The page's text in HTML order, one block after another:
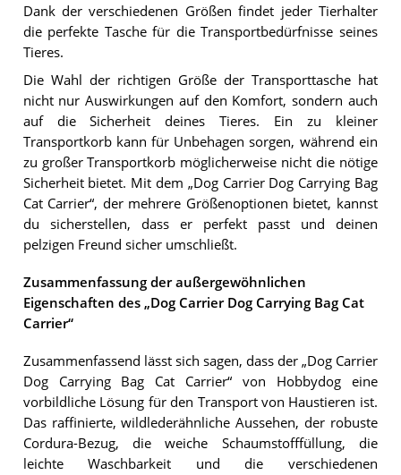
Dank der verschiedenen Größen findet jeder Tierhalter
die perfekte Tasche für die Transportbedürfnisse seines
Tieres.
Die Wahl der richtigen Größe der Transporttasche hat
nicht nur Auswirkungen auf den Komfort, sondern auch
auf die Sicherheit deines Tieres. Ein zu kleiner
Transportkorb kann für Unbehagen sorgen, während ein
zu großer Transportkorb möglicherweise nicht die nötige
Sicherheit bietet. Mit dem „Dog Carrier Dog Carrying Bag
Cat Carrier“, der mehrere Größenoptionen bietet, kannst
du sicherstellen, dass er perfekt passt und deinen
pelzigen Freund sicher umschließt.
Zusammenfassung der außergewöhnlichen
Eigenschaften des „Dog Carrier Dog Carrying Bag Cat
Carrier“
Zusammenfassend lässt sich sagen, dass der „Dog Carrier
Dog Carrying Bag Cat Carrier“ von Hobbydog eine
vorbildliche Lösung für den Transport von Haustieren ist.
Das raffinierte, wildlederähnliche Aussehen, der robuste
Cordura-Bezug, die weiche Schaumstofffüllung, die
leichte Waschbarkeit und die verschiedenen